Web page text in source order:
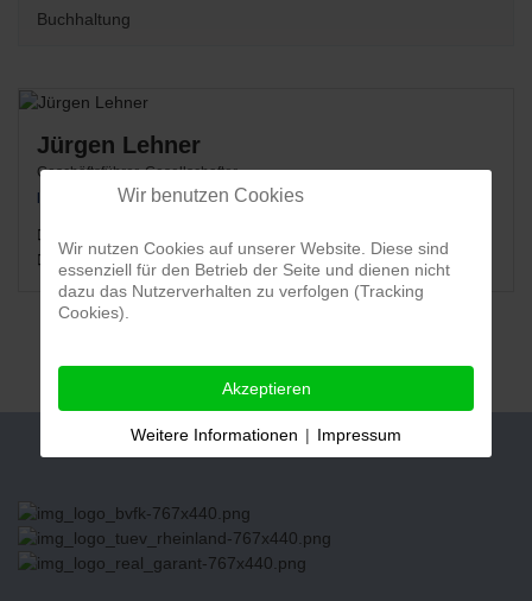
Buchhaltung
Jürgen Lehner
Geschäftsführer, Gesellschafter
lehner@allcars-eu.de
+49 (0) 2255 / 60 48
Wir benutzen Cookies
Wir nutzen Cookies auf unserer Website. Diese sind
essenziell für den Betrieb der Seite und dienen nicht
dazu das Nutzerverhalten zu verfolgen (Tracking
Cookies).
Akzeptieren
Weitere Informationen | Impressum